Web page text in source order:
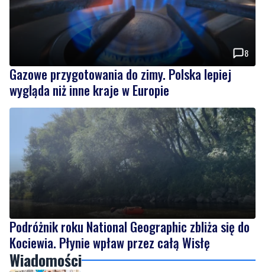
8
Gazowe przygotowania do zimy. Polska lepiej
wygląda niż inne kraje w Europie
Podróżnik roku National Geographic zbliża się do
Kociewia. Płynie wpław przez całą Wisłę
Wiadomości